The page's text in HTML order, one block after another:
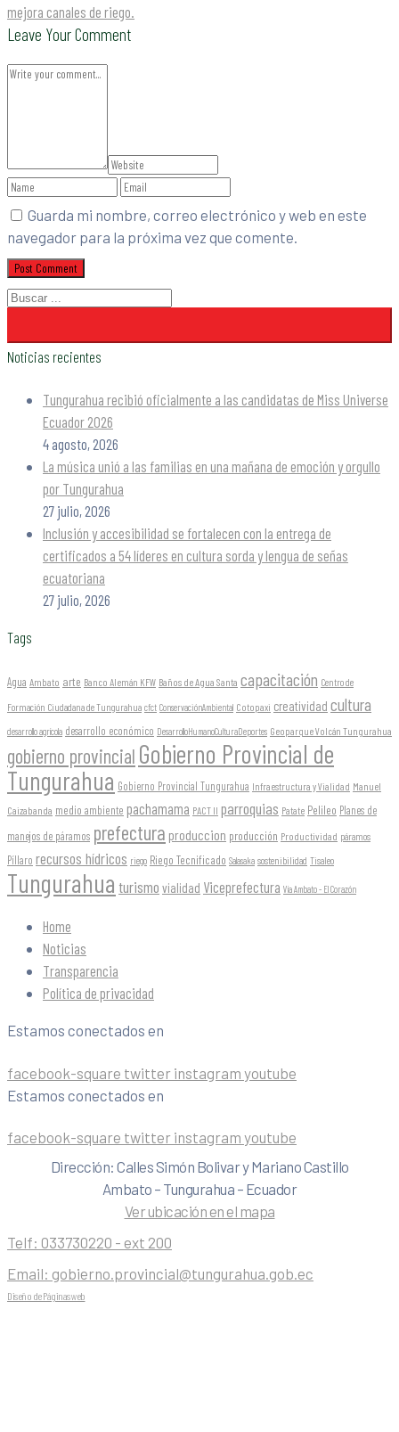
mejora canales de riego.
Leave Your Comment
Guarda mi nombre, correo electrónico y web en este
navegador para la próxima vez que comente.
Noticias recientes
Tungurahua recibió oficialmente a las candidatas de Miss Universe
Ecuador 2026
4 agosto, 2026
La música unió a las familias en una mañana de emoción y orgullo
por Tungurahua
27 julio, 2026
Inclusión y accesibilidad se fortalecen con la entrega de
certificados a 54 líderes en cultura sorda y lengua de señas
ecuatoriana
27 julio, 2026
Tags
Agua Ambato arte Banco Alemán KFW Baños de Agua Santa capacitación Centro de
Formación Ciudadana de Tungurahua cfct ConservaciónAmbiental Cotopaxi creatividad cultura
desarrollo agrícola desarrollo económico DesarrolloHumanoCulturaDeportes Geoparque Volcán Tungurahua
gobierno provincial Gobierno Provincial de
Tungurahua Gobierno Provincial Tungurahua Infraestructura y Vialidad Manuel
Caizabanda medio ambiente pachamama PACT II parroquias Patate Pelileo Planes de
manejos de páramos prefectura produccion producción Productividad páramos
Píllaro recursos hídricos riego Riego Tecnificado Salasaka sostenibilidad Tisaleo
Tungurahua turismo vialidad Viceprefectura Vía Ambato - El Corazón
Home
Noticias
Transparencia
Política de privacidad
Estamos conectados en
facebook-square twitter instagram youtube
Estamos conectados en
facebook-square twitter instagram youtube
Dirección: Calles Simón Bolivar y Mariano Castillo
Ambato – Tungurahua – Ecuador
Ver ubicación en el mapa
Telf: 033730220 - ext 200
Email: gobierno.provincial@tungurahua.gob.ec
Diseño de Páginas web